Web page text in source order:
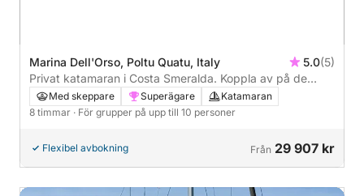
Marina Dell'Orso, Poltu Quatu, Italy 5.0(5)
Privat katamaran i Costa Smeralda. Koppla av på de
mest berömda stränderna och vikarna.
Med skeppare Superägare
Katamaran
8 timmar · För grupper på upp till 10 personer
Flexibel avbokning Från 29 907 kr